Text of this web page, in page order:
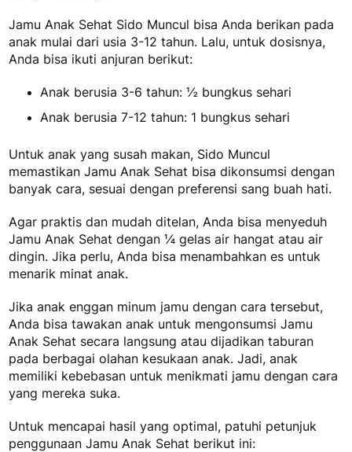
Jamu Anak Sehat Sido Muncul bisa Anda berikan pada
anak mulai dari usia 3-12 tahun. Lalu, untuk dosisnya,
Anda bisa ikuti anjuran berikut:
Anak berusia 3-6 tahun: ½ bungkus sehari
Anak berusia 7-12 tahun: 1 bungkus sehari
Untuk anak yang susah makan, Sido Muncul
memastikan Jamu Anak Sehat bisa dikonsumsi dengan
banyak cara, sesuai dengan preferensi sang buah hati.
Agar praktis dan mudah ditelan, Anda bisa menyeduh
Jamu Anak Sehat dengan ¼ gelas air hangat atau air
dingin. Jika perlu, Anda bisa menambahkan es untuk
menarik minat anak.
Jika anak enggan minum jamu dengan cara tersebut,
Anda bisa tawakan anak untuk mengonsumsi Jamu
Anak Sehat secara langsung atau dijadikan taburan
pada berbagai olahan kesukaan anak. Jadi, anak
memiliki kebebasan untuk menikmati jamu dengan cara
yang mereka suka.
Untuk mencapai hasil yang optimal, patuhi petunjuk
penggunaan Jamu Anak Sehat berikut ini: